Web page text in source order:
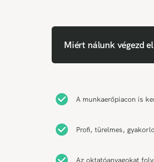
Miért nálunk végezd
A munkaerőpiacon is
Profi, türelmes,
Az oktatóanyagokat